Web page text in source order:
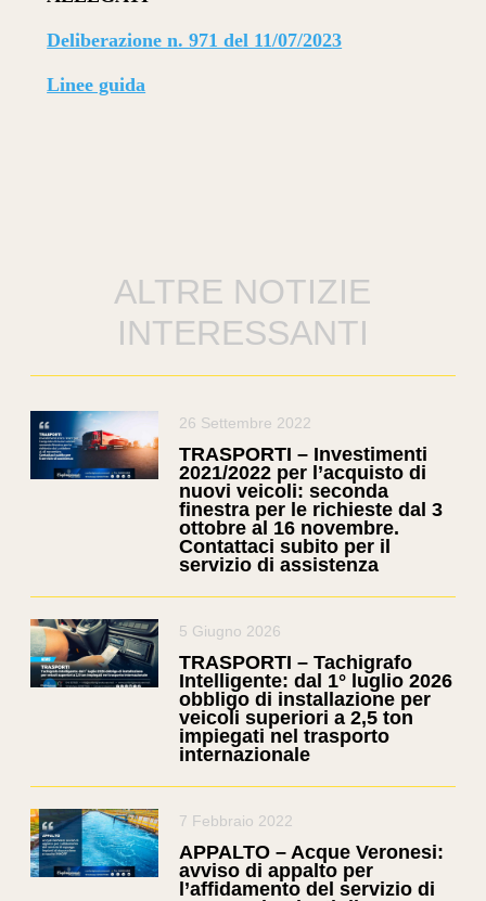
Deliberazione n. 971 del 11/07/2023
Linee guida
ALTRE NOTIZIE
INTERESSANTI
26 Settembre 2022
TRASPORTI – Investimenti
2021/2022 per l’acquisto di
nuovi veicoli: seconda
finestra per le richieste dal 3
ottobre al 16 novembre.
Contattaci subito per il
servizio di assistenza
5 Giugno 2026
TRASPORTI – Tachigrafo
Intelligente: dal 1° luglio 2026
obbligo di installazione per
veicoli superiori a 2,5 ton
impiegati nel trasporto
internazionale
7 Febbraio 2022
APPALTO – Acque Veronesi:
avviso di appalto per
l’affidamento del servizio di